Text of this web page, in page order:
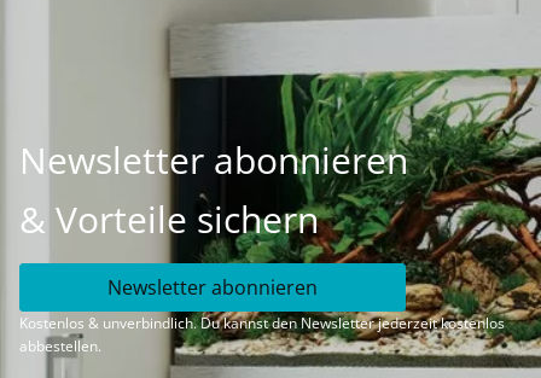
Newsletter abonnieren
& Vorteile sichern
Newsletter abonnieren
Kostenlos & unverbindlich. Du kannst den Newsletter jederzeit kostenlos
abbestellen.